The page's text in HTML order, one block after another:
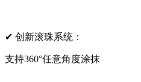
✔ 创新滚珠系统：
支持360°任意角度涂抹